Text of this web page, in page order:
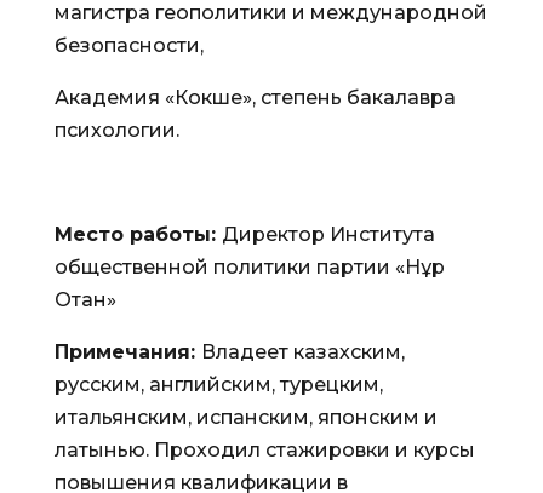
магистра геополитики и международной
безопасности,
Академия «Кокше», степень бакалавра
психологии.
Место работы: Директор Института
общественной политики партии «Нұр
Отан»
Примечания: Владеет казахским,
русским, английским, турецким,
итальянским, испанским, японским и
латынью. Проходил стажировки и курсы
повышения квалификации в